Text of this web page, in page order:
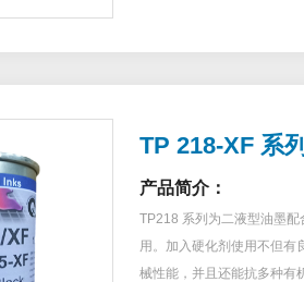
TP 218-XF 系
产品简介：
TP218 系列为二液型油墨
用。加入硬化剂使用不但有
械性能，并且还能抗多种有